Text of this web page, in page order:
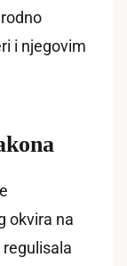
i njegovim
okvira na